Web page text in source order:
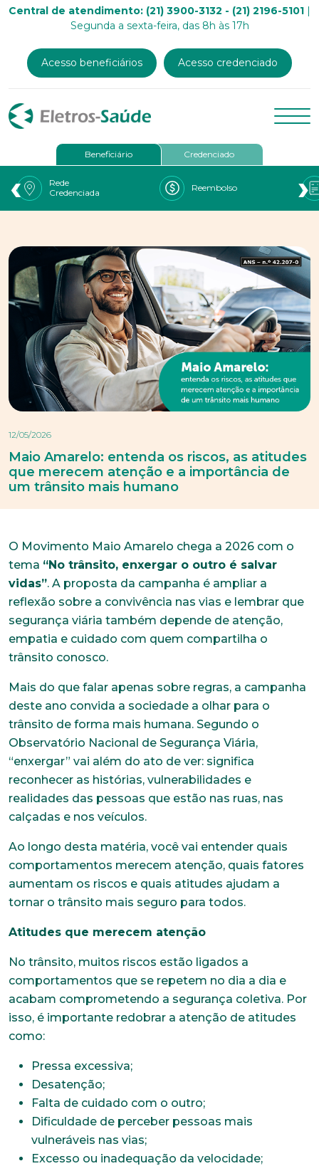
Central de atendimento: (21) 3900-3132 - (21) 2196-5101 |
Segunda a sexta-feira, das 8h às 17h
Acesso beneficiários Acesso credenciado
Beneficiário Credenciado
Rede
Credenciada
Reembolso
‹ ›
12/05/2026
Maio Amarelo: entenda os riscos, as atitudes
que merecem atenção e a importância de
um trânsito mais humano
O Movimento Maio Amarelo chega a 2026 com o
tema “No trânsito, enxergar o outro é salvar
vidas”. A proposta da campanha é ampliar a
reflexão sobre a convivência nas vias e lembrar que
segurança viária também depende de atenção,
empatia e cuidado com quem compartilha o
trânsito conosco.
Mais do que falar apenas sobre regras, a campanha
deste ano convida a sociedade a olhar para o
trânsito de forma mais humana. Segundo o
Observatório Nacional de Segurança Viária,
“enxergar” vai além do ato de ver: significa
reconhecer as histórias, vulnerabilidades e
realidades das pessoas que estão nas ruas, nas
calçadas e nos veículos.
Ao longo desta matéria, você vai entender quais
comportamentos merecem atenção, quais fatores
aumentam os riscos e quais atitudes ajudam a
tornar o trânsito mais seguro para todos.
Atitudes que merecem atenção
No trânsito, muitos riscos estão ligados a
comportamentos que se repetem no dia a dia e
acabam comprometendo a segurança coletiva. Por
isso, é importante redobrar a atenção de atitudes
como:
Pressa excessiva;
Desatenção;
Falta de cuidado com o outro;
Dificuldade de perceber pessoas mais
vulneráveis nas vias;
Excesso ou inadequação da velocidade;